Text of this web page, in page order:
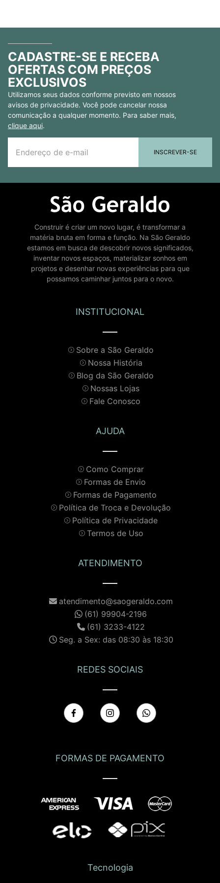
CADASTRE-SE E RECEBA
OFERTAS COM PREÇOS
EXCLUSIVOS
Utilizamos seus dados conforme previsto em nossos
avisos de privacidade. Você pode cancelar nossa
comunicação a qualquer momento. Para saber mais,
clique aqui.
INSCREVER-SE
Construir é criar um novo lugar, é transformar a
matéria bruta em forma e função. Na São Geraldo
estamos em busca de descobrir novos significados,
inventar novos espaços, materializar sonhos em
projetos e desenhar novas experiências para que
possamos caminhar juntos para o novo.
INSTITUCIONAL
Sobre a São Geraldo
Nossa História
Blog da São Geraldo
Nossas Lojas
Fale Conosco
AJUDA
Como Comprar
Formas de Envio
Formas de Pagamento
Política de Troca e Devolução
Política de Privacidade
Termos de Uso
ATENDIMENTO
atendimento@saogeraldo.com
(61) 99904-2196
(61) 3233-4122
Seg. a Sex: das 08:30 às 18:30
REDES SOCIAIS
FORMAS DE PAGAMENTO
Tecnologia